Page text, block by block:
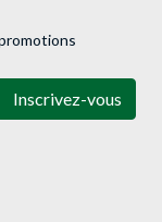
Inscrivez-vous